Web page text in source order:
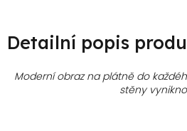
Detailní popis
Moderní obraz na plátně do
stěny